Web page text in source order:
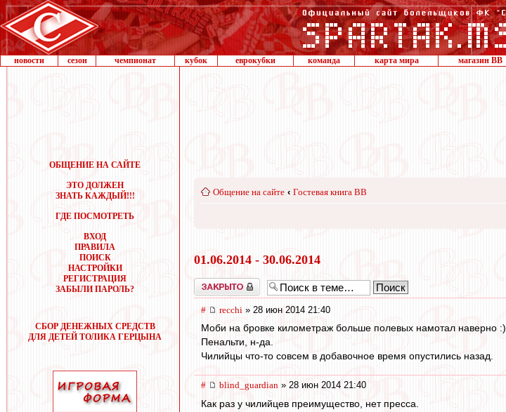
новости сезон чемпионат кубок еврокубки команда карта мира магазин ВВ
ОБЩЕНИЕ НА САЙТЕ
ЭТО ДОЛЖЕН
ЗНАТЬ КАЖДЫЙ!!!
ГДЕ ПОСМОТРЕТЬ
ВХОД
ПРАВИЛА
ПОИСК
НАСТРОЙКИ
РЕГИСТРАЦИЯ
ЗАБЫЛИ ПАРОЛЬ?
СБОР ДЕНЕЖНЫХ СРЕДСТВ
ДЛЯ ДЕТЕЙ ТОЛИКА ГЕРЦЫНА
Общение на сайте ‹ Гостевая книга ВВ
01.06.2014 - 30.06.2014
Закрыто
# recchi » 28 июн 2014 21:40
Моби на бровке километраж больше полевых намотал наверно :)
Пенальти, н-да.
Чилийцы что-то совсем в добавочное время опустились назад.
# blind_guardian » 28 июн 2014 21:40
Как раз у чилийцев преимущество, нет пресса.